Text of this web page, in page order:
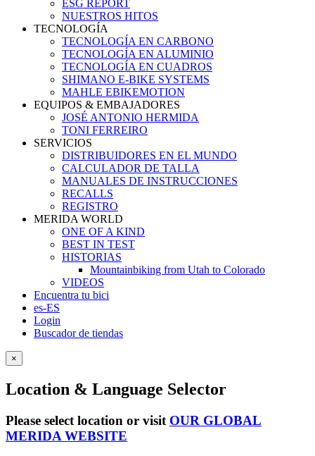
ESG REPORT
NUESTROS HITOS
TECNOLOGÍA
TECNOLOGÍA EN CARBONO
TECNOLOGÍA EN ALUMINIO
TECNOLOGÍA EN CUADROS
SHIMANO E-BIKE SYSTEMS
MAHLE EBIKEMOTION
EQUIPOS & EMBAJADORES
JOSÉ ANTONIO HERMIDA
TONI FERREIRO
SERVICIOS
DISTRIBUIDORES EN EL MUNDO
CALCULADOR DE TALLA
MANUALES DE INSTRUCCIONES
RECALLS
REGISTRO
MERIDA WORLD
ONE OF A KIND
BEST IN TEST
HISTORIAS
Mountainbiking from Utah to Colorado
VIDEOS
Encuentra tu bici
es-ES
Login
Buscador de tiendas
×
Location & Language Selector
Please select location or visit OUR GLOBAL
MERIDA WEBSITE